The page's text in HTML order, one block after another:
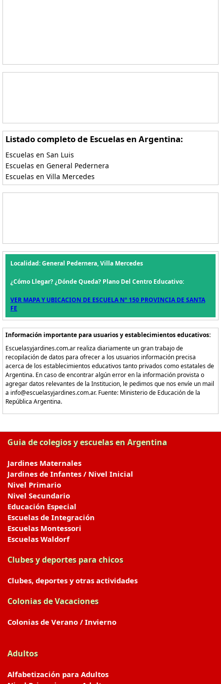
Listado completo de Escuelas en Argentina:
Escuelas en San Luis
Escuelas en General Pedernera
Escuelas en Villa Mercedes
Localidad: General Pedernera, Villa Mercedes
¿Cómo Llegar? ¿Dónde Queda? Plano Del Centro Educativo:
VER MAPA Y UBICACION DE ESCUELA Nº 150 PROVINCIA DE SANTA
FE
Información importante para usuarios y establecimientos educativos:
Escuelasyjardines.com.ar realiza diariamente un gran trabajo de
recopilación de datos para ofrecer a los usuarios información precisa
acerca de los establecimientos educativos tanto privados como estatales de
Argentina. En caso de encontrar algún error en la información provista o
agregar datos relevantes de la Institucion, le pedimos que nos envíe un mail
a info@escuelasyjardines.com.ar. Fuente: Ministerio de Educación de la
República Argentina.
Guia de colegios y escuelas en Argentina
Jardines Maternales
Jardines de Infantes / Nivel Inicial
Nivel Primario
Nivel Secundario
Educación Especial
Escuelas de Integración
Escuelas Montessori
Escuelas Waldorf
Clubes y deportes para chicos
Clubes, deportes y otras actividades
Colonias de Vacaciones
Colonias de Verano / Invierno
Adultos
Alfabetización para Adultos